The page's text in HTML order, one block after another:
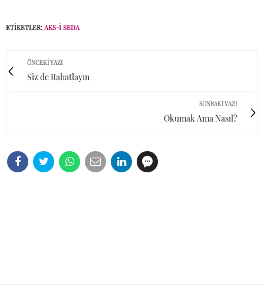
ETIKETLER: AKS-I SEDA
ÖNCEKI YAZI
Siz de Rahatlayın
SONRAKI YAZI
Okumak Ama Nasıl?